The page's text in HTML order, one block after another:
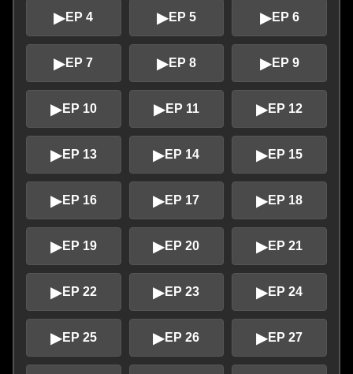
▶EP 4 ▶EP 5 ▶EP 6
▶EP 7 ▶EP 8 ▶EP 9
▶EP 10 ▶EP 11 ▶EP 12
▶EP 13 ▶EP 14 ▶EP 15
▶EP 16 ▶EP 17 ▶EP 18
▶EP 19 ▶EP 20 ▶EP 21
▶EP 22 ▶EP 23 ▶EP 24
▶EP 25 ▶EP 26 ▶EP 27